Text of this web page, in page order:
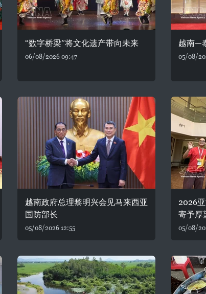
“数字桥梁”将文化遗产带向未来
06/08/2026 09:47
越南—
05/08/
越南政府总理黎明兴会见马来西亚
国防部长
05/08/2026 12:55
2026
寄予厚
05/08/